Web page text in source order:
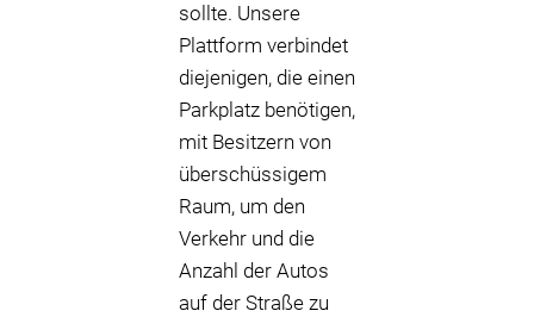
sollte. Unsere
Plattform verbindet
diejenigen, die einen
Parkplatz benötigen,
mit Besitzern von
überschüssigem
Raum, um den
Verkehr und die
Anzahl der Autos
auf der Straße zu